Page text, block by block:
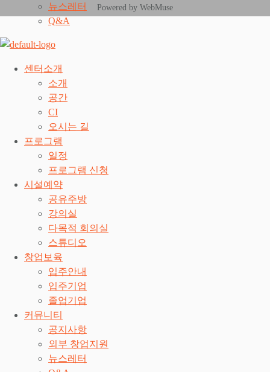
뉴스레터
Q&A
센터소개
소개
공간
CI
오시는 길
프로그램
일정
프로그램 신청
시설예약
공유주방
강의실
다목적 회의실
스튜디오
창업보육
입주안내
입주기업
졸업기업
커뮤니티
공지사항
외부 창업지원
뉴스레터
Powered by WebMuse